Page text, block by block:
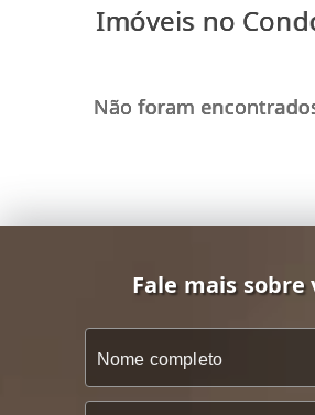
Imóveis no
Não foram
Fale mais sobre